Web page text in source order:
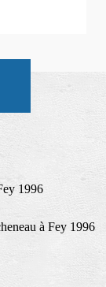
1996
à Fey 1996